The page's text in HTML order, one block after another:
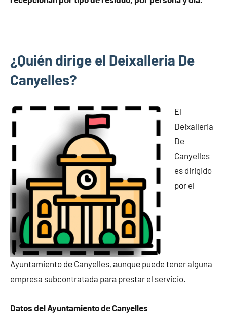
¿Quién dirige el Deixalleria De
Canyelles?
El
Deixalleria
De
Canyelles
es dirigido
pοr el
Ayuntamiento dе Canyelles, аunquе puede tener alguna
empresa subcontratada pаrа prestar el servicio.
Datos del Ayuntamiento dе Canyelles